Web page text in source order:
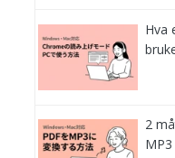
Hva
2